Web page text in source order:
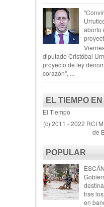
aborto
diputado Cristóbal
proyecto de ley
corazón", ...
EL TIEMPO
El Tiempo
(c) 2011 - 2022 RCI
de
POPULAR
tras
en